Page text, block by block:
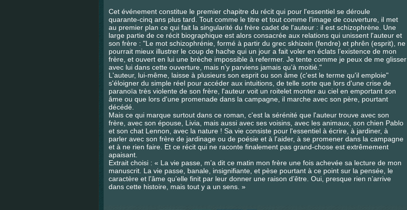
Cet événement constitue le premier chapitre du récit qui pour l'essentiel se déroule
quarante-cinq ans plus tard. Tout comme le titre et tout comme l'image de couverture, il met
au premier plan ce qui fait la singularité du frère cadet de l'auteur : il est schizophrène. Une
large partie de ce récit biographique est alors consacrée aux relations qui unissent l'auteur et
son frère : "Le mot schizophrénie, formé à partir du grec skhizein (fendre) et phrên (esprit), ne
pourrait mieux illustrer le coup de hache qui un jour a fait voler en éclats l’existence de mon
frère, et ouvert en lui une brèche impossible à refermer. Je tente comme je peux de me glisser
avec lui dans cette ouverture, mais n’y parviens jamais qu’à moitié."
L'auteur, lui-même, laisse à plusieurs son esprit ou son âme (c'est le terme qu'il emploie"
s'éloigner du simple réel pour accéder aux intuitions, de telle sorte que lors d'une crise de
paranoïa très violente de son frère, l'auteur voit un roitelet monter au ciel en emportant son
âme ou que lors d'une promenade dans la campagne, il marche avec son père, pourtant
décédé.
Mais ce qui marque surtout dans ce roman, c'est la sérénité que l'auteur trouve avec son
frère, avec son épouse, Livia, mais aussi avec ses voisins, avec les animaux, son chien Pablo
et son chat Lennon, avec la nature ! Sa vie consiste pour l'essentiel à écrire, à jardiner, à
parler avec son frère de jardinage ou de poésie et à l'aider, à se promener dans la campagne
et à ne rien faire. Et ce récit qui ne raconte finalement pas grand-chose est extrêmement
apaisant.
Extrait choisi : « La vie passe, m’a dit ce matin mon frère une fois achevée sa lecture de mon
manuscrit. La vie passe, banale, insignifiante, et pèse pourtant à ce point sur la pensée, le
caractère et l’âme qu’elle finit par leur donner une raison d’être. Oui, presque rien n’arrive
dans cette histoire, mais tout y a un sens. »